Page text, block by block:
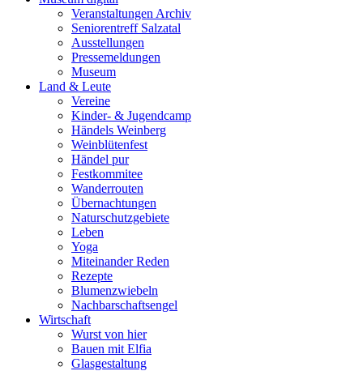
Veranstaltungen Archiv
Seniorentreff Salzatal
Ausstellungen
Pressemeldungen
Museum
Land & Leute
Vereine
Kinder- & Jugendcamp
Händels Weinberg
Weinblütenfest
Händel pur
Festkommitee
Wanderrouten
Übernachtungen
Naturschutzgebiete
Leben
Yoga
Miteinander Reden
Rezepte
Blumenzwiebeln
Nachbarschaftsengel
Wirtschaft
Wurst von hier
Bauen mit Elfia
Glasgestaltung